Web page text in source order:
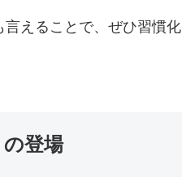
えることで、ぜひ習慣
登場